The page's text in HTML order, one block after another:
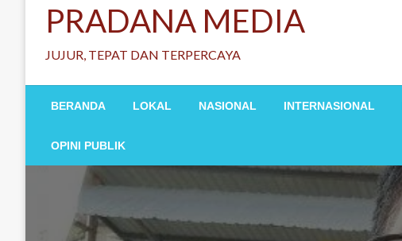
PRADANA MEDIA
JUJUR, TEPAT DAN TERPERCAYA
BERANDA LOKAL NASIONAL INTERNASIONAL
OPINI PUBLIK